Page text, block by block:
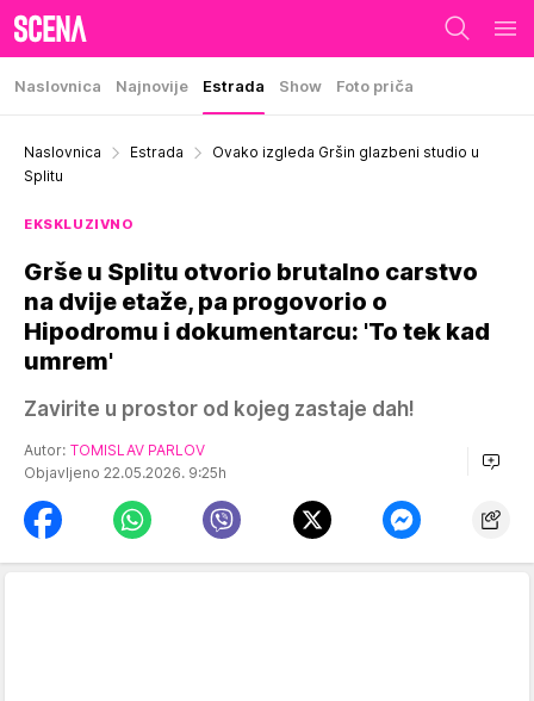
Naslovnica Najnovije Estrada Show Foto priča
Naslovnica Estrada
Ovako izgleda Gršin glazbeni studio u
Splitu
EKSKLUZIVNO
Grše u Splitu otvorio brutalno carstvo
na dvije etaže, pa progovorio o
Hipodromu i dokumentarcu: 'To tek kad
umrem'
Zavirite u prostor od kojeg zastaje dah!
Autor: TOMISLAV PARLOV
Objavljeno 22.05.2026. 9:25h